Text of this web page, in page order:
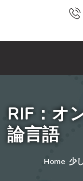
RIF：オ
論言語
Home 少